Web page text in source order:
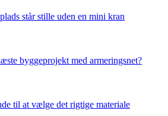
står stille uden en mini kran
byggeprojekt med armeringsnet?
til at vælge det rigtige materiale